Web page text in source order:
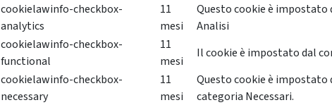
cookielawinfo-checkbox-
analytics
11
mesi
Questo cookie è impostato
Analisi
cookielawinfo-checkbox-
functional
11
mesi
Il cookie è impostato dal
cookielawinfo-checkbox-
necessary
11
mesi
Questo cookie è impostato
categoria Necessari.